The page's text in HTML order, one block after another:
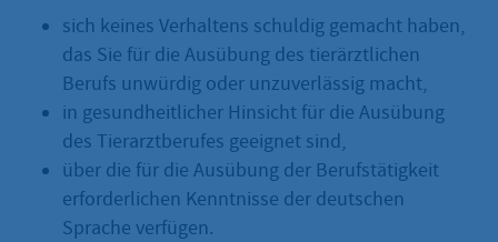
sich keines Verhaltens schuldig gemacht haben,
das Sie für die Ausübung des tierärztlichen
Berufs unwürdig oder unzuverlässig macht,
in gesundheitlicher Hinsicht für die Ausübung
des Tierarztberufes geeignet sind,
über die für die Ausübung der Berufstätigkeit
erforderlichen Kenntnisse der deutschen
Sprache verfügen.